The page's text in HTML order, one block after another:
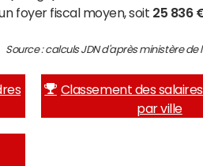
foyer fiscal moyen, soit 25 836
Source : calculs JDN d'après ministère de
Classement des
par ville